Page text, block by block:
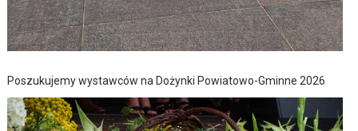
Poszukujemy wystawców na Dożynki Powiatowo-Gminne 2026